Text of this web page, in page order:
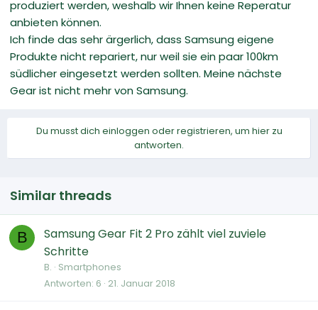
produziert werden, weshalb wir Ihnen keine Reperatur
anbieten können.
Ich finde das sehr ärgerlich, dass Samsung eigene
Produkte nicht repariert, nur weil sie ein paar 100km
südlicher eingesetzt werden sollten. Meine nächste
Gear ist nicht mehr von Samsung.
Du musst dich einloggen oder registrieren, um hier zu
antworten.
Similar threads
B
Samsung Gear Fit 2 Pro zählt viel zuviele
Schritte
B. Smartphones
Antworten 6 21. Januar 2018